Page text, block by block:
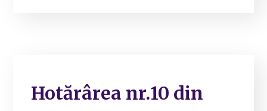
Hotărârea nr.10 din